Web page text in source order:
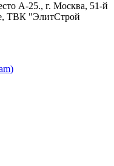
A-25., г. Москва, 51-й
ТВК "ЭлитСтрой